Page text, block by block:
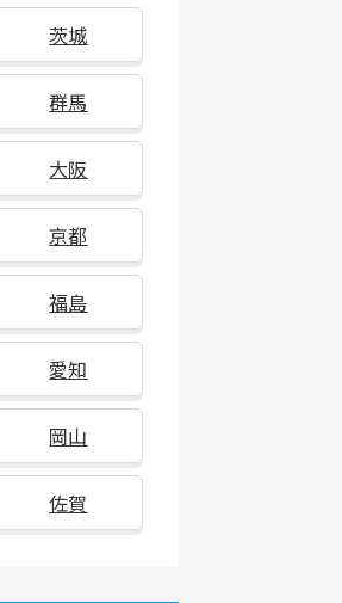
茨城
群馬
大阪
京都
福島
愛知
岡山
佐賀